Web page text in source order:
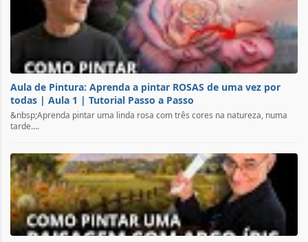
Aula de Pintura: Aprenda a pintar ROSAS de uma vez por
todas | Aula 1 | Tutorial Passo a Passo
&nbsp;Aprenda pintar uma linda rosa com três cores na natureza, numa
tarde....